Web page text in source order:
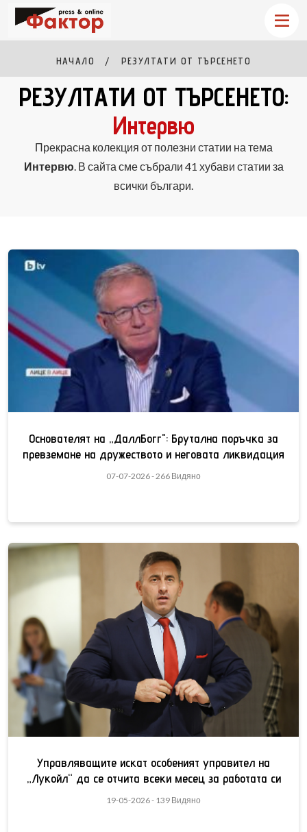
НАЧАЛО РЕЗУЛТАТИ ОТ ТЪРСЕНЕТО
РЕЗУЛТАТИ ОТ ТЪРСЕНЕТО:
Интервю
Прекрасна колекция от полезни статии на тема
Интервю. В сайта сме събрали 41 хубави статии за
всички българи.
Основателят на „ДаллБогг": Брутална поръчка за
превземане на дружеството и неговата ликвидация
07-07-2026 - 266 Видяно
Управляващите искат особеният управител на
„Лукойл“ да се отчита всеки месец за работата си
19-05-2026 - 139 Видяно